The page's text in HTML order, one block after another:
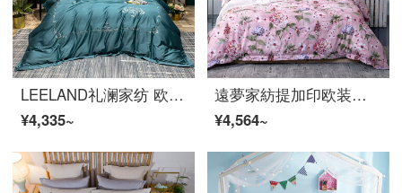
LEELAND礼澜家纺 欧式轻奢刺绣60支长绒棉全棉床上四件套高端纯棉别墅样板间床品套件 伊芙琳雅致绿 1.5-1.8米床单款 /200*230cm被套
¥4,335~
遠夢家紡提加印欧装飾美ファッション花卉四点セットジャカード生地快適セット葉盛花媚200*230
¥4,564~